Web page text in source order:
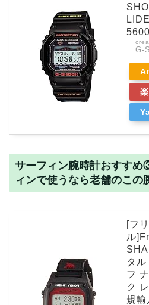
G-
サーフィン腕時計おすす
ィンで使うなら老舗のこの
[フ
ル
タ
フ
ク
規輸